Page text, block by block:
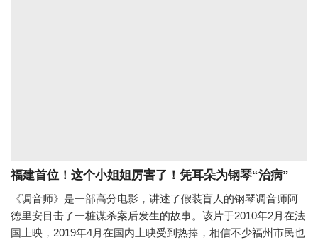
福建首位！这个小姐姐厉害了！凭耳朵为钢琴“治病”
《调音师》是一部高分电影，讲述了假装盲人的钢琴调音师阿
德里安目击了一桩谋杀案后发生的故事。该片于2010年2月在法
国上映，2019年4月在国内上映受到热捧，相信不少福州市民也